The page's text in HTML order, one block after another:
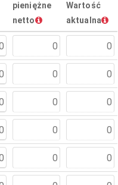
pieniężne
netto
Wartość
aktualna